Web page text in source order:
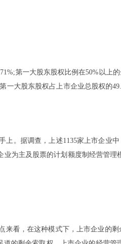
第一大股东股权比例在50%以上
一大股东股权占上市企业总股权的
。据调查，上述1135家上市企业
为主及股票的计划额度制经营管
看，在这种模式下，上市企业的